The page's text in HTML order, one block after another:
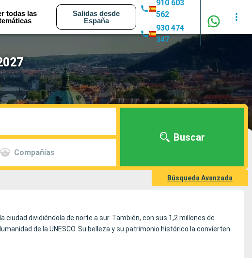
todas las
Salidas desde
España
910 603
562
930 474
347
Compañías
Buscar
Búsqueda Avanzada
ciudad dividiéndola de norte a sur. También, con sus 1,2 millones de
de la UNESCO. Su belleza y su patrimonio histórico la convierten